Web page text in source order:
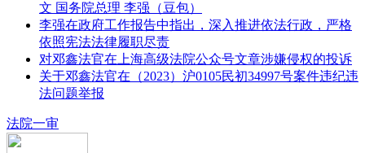
文 国务院总理 李强（豆包）
李强在政府工作报告中指出，深入推进依法行政，严格
依照宪法法律履职尽责
对邓鑫法官在上海高级法院公众号文章涉嫌侵权的投诉
关于邓鑫法官在（2023）沪0105民初34997号案件违纪违
法问题举报
法院一审